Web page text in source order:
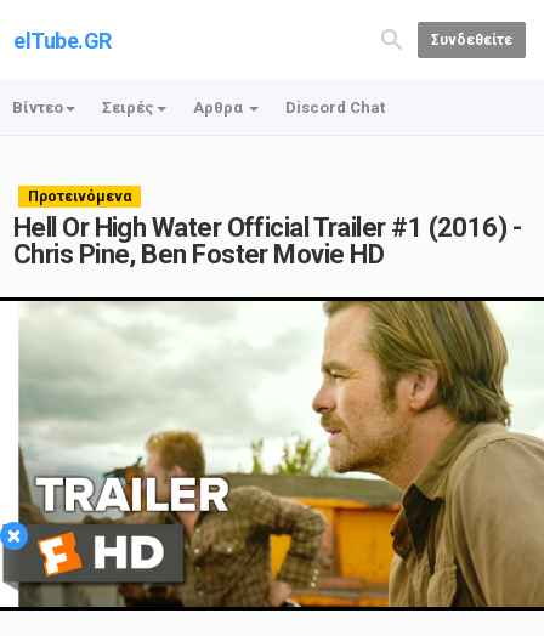
elTube.GR Συνδεθείτε
Βίντεο Σειρές Αρθρα Discord Chat
Προτεινόμενα
Hell Or High Water Official Trailer #1 (2016) -
Chris Pine, Ben Foster Movie HD
×
Play
Video